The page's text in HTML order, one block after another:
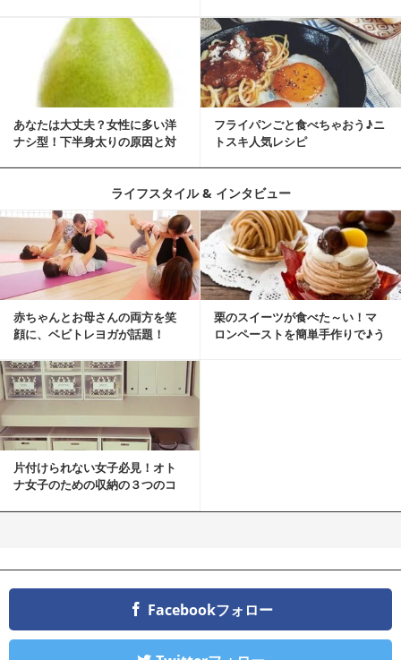
あなたは大丈夫？女性に多い洋
ナシ型！下半身太りの原因と対
フライパンごと食べちゃおう♪ニ
トスキ人気レシピ
ライフスタイル & インタビュー
赤ちゃんとお母さんの両方を笑
顔に、ベビトレヨガが話題！
栗のスイーツが食べた～い！マ
ロンペーストを簡単手作りで♪う
片付けられない女子必見！オト
ナ女子のための収納の３つのコ
Facebookフォロー